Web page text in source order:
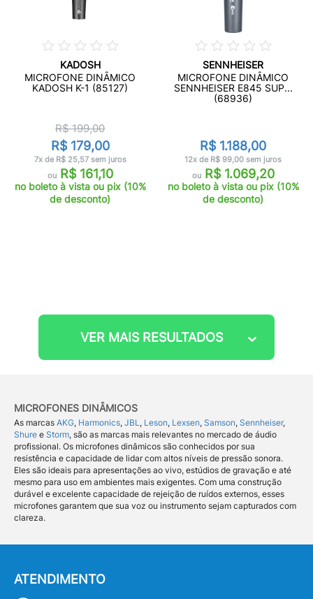
KADOSH
MICROFONE DINÂMICO
KADOSH K-1 (85127)
R$ 199,00
R$ 179,00
7x de R$ 25,57 sem juros
ouR$ 161,10
no boleto à vista ou pix (10%
de desconto)
SENNHEISER
MICROFONE DINÂMICO
SENNHEISER E845 SUP...
(68936)
R$ 1.188,00
12x de R$ 99,00 sem juros
ouR$ 1.069,20
no boleto à vista ou pix (10%
de desconto)
VER MAIS RESULTADOS
MICROFONES DINÂMICOS
As marcas AKG, Harmonics, JBL, Leson, Lexsen, Samson, Sennheiser,
Shure e Storm, são as marcas mais relevantes no mercado de áudio
profissional. Os microfones dinâmicos são conhecidos por sua
resistência e capacidade de lidar com altos níveis de pressão sonora.
Eles são ideais para apresentações ao vivo, estúdios de gravação e até
mesmo para uso em ambientes mais exigentes. Com uma construção
durável e excelente capacidade de rejeição de ruídos externos, esses
microfones garantem que sua voz ou instrumento sejam capturados com
clareza.
ATENDIMENTO